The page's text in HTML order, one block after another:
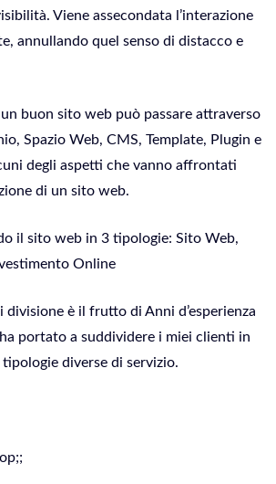
Viene assecondata l’interazione
annullando quel senso di distacco e
un buon sito web può passare attraverso
Spazio Web, CMS, Template, Plugin e
degli aspetti che vanno affrontati
di un sito web.
il sito web in 3 tipologie: Sito Web,
Online
è il frutto di Anni d’esperienza
portato a suddividere i miei clienti in
diverse di servizio.